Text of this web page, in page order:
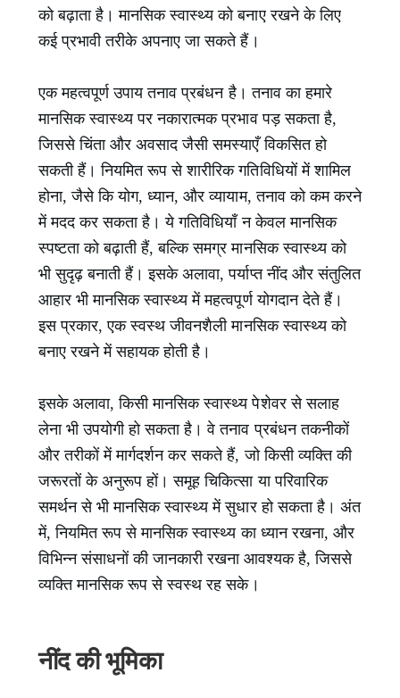
को बढ़ाता है। मानसिक स्वास्थ्य को बनाए रखने के लिए
कई प्रभावी तरीके अपनाए जा सकते हैं।
एक महत्वपूर्ण उपाय तनाव प्रबंधन है। तनाव का हमारे
मानसिक स्वास्थ्य पर नकारात्मक प्रभाव पड़ सकता है,
जिससे चिंता और अवसाद जैसी समस्याएँ विकसित हो
सकती हैं। नियमित रूप से शारीरिक गतिविधियों में शामिल
होना, जैसे कि योग, ध्यान, और व्यायाम, तनाव को कम करने
में मदद कर सकता है। ये गतिविधियाँ न केवल मानसिक
स्पष्टता को बढ़ाती हैं, बल्कि समग्र मानसिक स्वास्थ्य को
भी सुदृढ़ बनाती हैं। इसके अलावा, पर्याप्त नींद और संतुलित
आहार भी मानसिक स्वास्थ्य में महत्वपूर्ण योगदान देते हैं।
इस प्रकार, एक स्वस्थ जीवनशैली मानसिक स्वास्थ्य को
बनाए रखने में सहायक होती है।
इसके अलावा, किसी मानसिक स्वास्थ्य पेशेवर से सलाह
लेना भी उपयोगी हो सकता है। वे तनाव प्रबंधन तकनीकों
और तरीकों में मार्गदर्शन कर सकते हैं, जो किसी व्यक्ति की
जरूरतों के अनुरूप हों। समूह चिकित्सा या परिवारिक
समर्थन से भी मानसिक स्वास्थ्य में सुधार हो सकता है। अंत
में, नियमित रूप से मानसिक स्वास्थ्य का ध्यान रखना, और
विभिन्न संसाधनों की जानकारी रखना आवश्यक है, जिससे
व्यक्ति मानसिक रूप से स्वस्थ रह सके।
नींद की भूमिका